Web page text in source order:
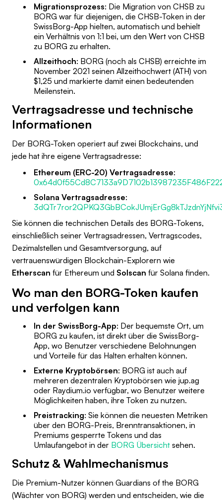
Migrationsprozess: Die Migration von CHSB zu
BORG war für diejenigen, die CHSB-Token in der
SwissBorg-App hielten, automatisch und behielt
ein Verhältnis von 1:1 bei, um den Wert von CHSB
zu BORG zu erhalten.
Allzeithoch: BORG (noch als CHSB) erreichte im
November 2021 seinen Allzeithochwert (ATH) von
$1,25 und markierte damit einen bedeutenden
Meilenstein.
Vertragsadresse und technische
Informationen
Der BORG-Token operiert auf zwei Blockchains, und
jede hat ihre eigene Vertragsadresse:
Ethereum (ERC-20) Vertragsadresse:
Solana Vertragsadresse:
Sie können die technischen Details des BORG-Tokens,
einschließlich seiner Vertragsadressen, Vertragscodes,
Dezimalstellen und Gesamtversorgung, auf
vertrauenswürdigen Blockchain-Explorern wie
Etherscan für Ethereum und Solscan für Solana finden.
Wo man den BORG-Token kaufen
und verfolgen kann
In der SwissBorg-App: Der bequemste Ort, um
BORG zu kaufen, ist direkt über die SwissBorg-
App, wo Benutzer verschiedene Belohnungen
und Vorteile für das Halten erhalten können.
Externe Kryptobörsen: BORG ist auch auf
mehreren dezentralen Kryptobörsen wie jup.ag
oder Raydium.io verfügbar, wo Benutzer weitere
Möglichkeiten haben, ihre Token zu nutzen.
Preistracking: Sie können die neuesten Metriken
über den BORG-Preis, Brenntransaktionen, in
Premiums gesperrte Tokens und das
Umlaufangebot in der BORG Übersicht sehen.
Schutz & Wahlmechanismus
Die Premium-Nutzer können Guardians of the BORG
(Wächter von BORG) werden und entscheiden, wie die